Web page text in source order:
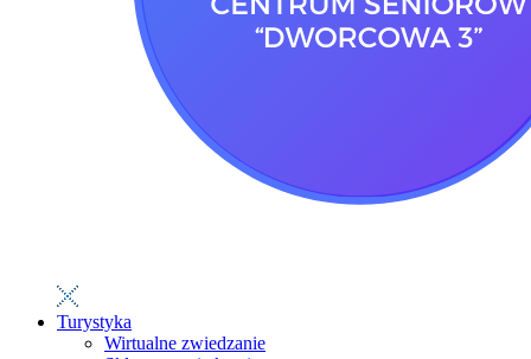
Turystyka
Wirtualne zwiedzanie